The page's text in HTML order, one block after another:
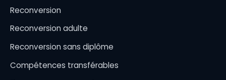
Reconversion
Reconversion adulte
Reconversion sans diplôme
Compétences transférables